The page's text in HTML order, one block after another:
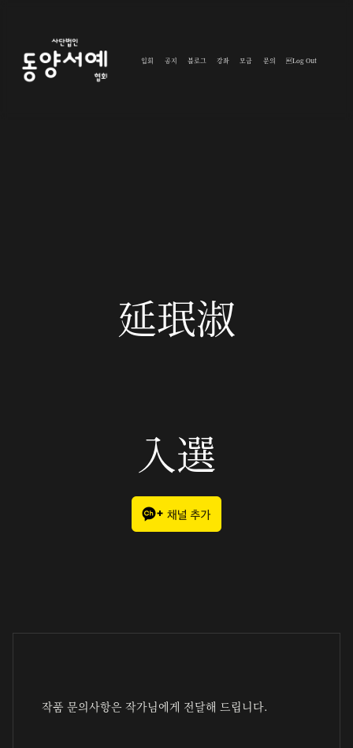
입회 공지 블로그 강좌 모금 문의 Log Out
延珉淑
入選
작품 문의사항은 작가님에게 전달해 드립니다.